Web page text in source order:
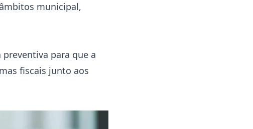
municipal,
para que a
fiscais junto aos